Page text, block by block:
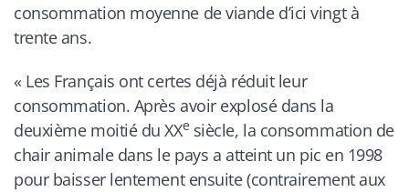
consommation moyenne de viande d’ici vingt à
trente ans.
« Les Français ont certes déjà réduit leur
consommation. Après avoir explosé dans la
deuxième moitié du XXesiècle, la consommation de
chair animale dans le pays a atteint un pic en 1998
pour baisser lentement ensuite (contrairement aux